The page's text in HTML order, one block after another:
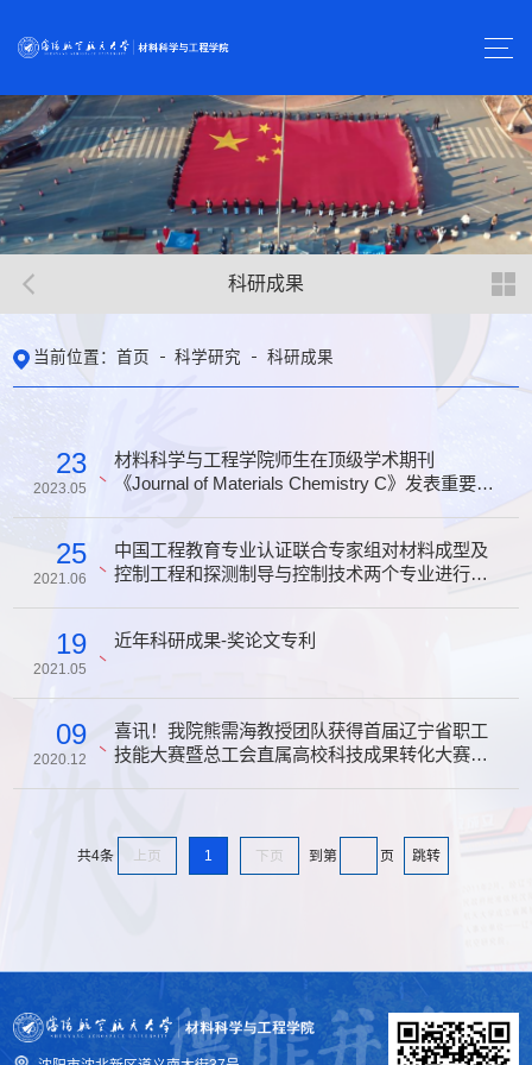
科研成果
当前位置：首页 科学研究 科研成果
23
2023.05
材料科学与工程学院师生在顶级学术期刊
《Journal of Materials Chemistry C》发表重要研
25
2021.06
中国工程教育专业认证联合专家组对材料成型及
控制工程和探测制导与控制技术两个专业进行现
19
2021.05
近年科研成果-奖论文专利
09
2020.12
喜讯！我院熊需海教授团队获得首届辽宁省职工
技能大赛暨总工会直属高校科技成果转化大赛二
共4条 上页 1 下页 到第 页 跳转